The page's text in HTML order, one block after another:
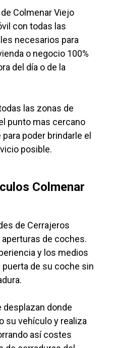
Colmenar Viejo
con todas las
necesarios para
o negocio 100%
del día o de la
las zonas de
punto mas cercano
poder brindarle el
posible.
Colmenar
de Cerrajeros
de coches.
y los medios
puerta de su coche sin
donde
su vehículo y realiza
así costes